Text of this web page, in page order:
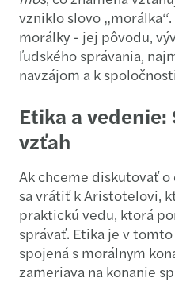
vzniklo slovo
morálky - jej pôvodu,
ľudského správania,
navzájom a k
Etika a
vzťah
Ak chceme diskutovať
sa vrátiť k Aristotelovi,
praktickú vedu, ktorá
správať. Etika je v
spojená s morálnym
zameriava na konanie